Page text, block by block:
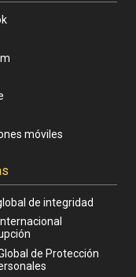
móviles
de integridad
de Protección